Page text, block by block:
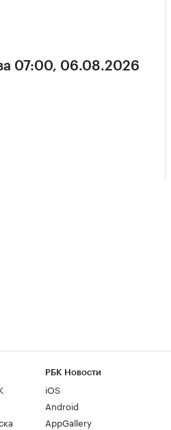
07:00, 06.08.2026
РБК Новости
iOS
Android
AppGallery